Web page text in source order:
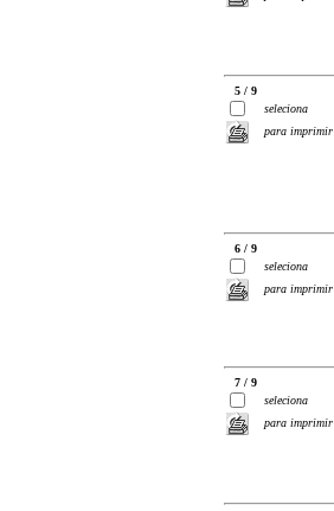
5 / 9
seleciona
para imprimir
6 / 9
seleciona
para imprimir
7 / 9
seleciona
para imprimir